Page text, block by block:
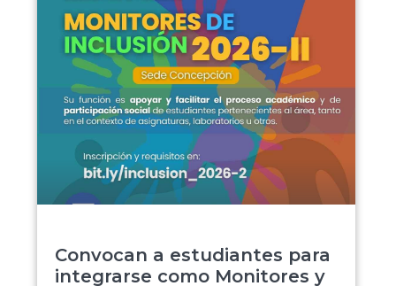
Convocan a estudiantes para
integrarse como Monitores y